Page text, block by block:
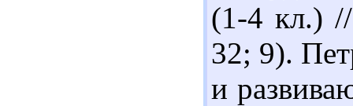
(1-4 кл.)
32; 9).
и